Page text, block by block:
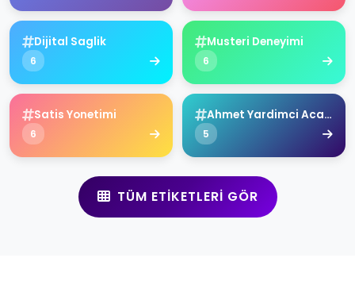
Dijital Saglik
6
Musteri Deneyimi
6
Satis Yonetimi
6
Ahmet Yardimci Academy
5
TÜM ETIKETLERI GÖR